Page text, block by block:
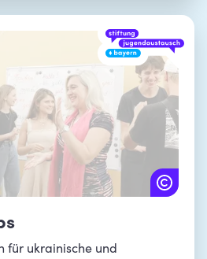
für ukrainische und